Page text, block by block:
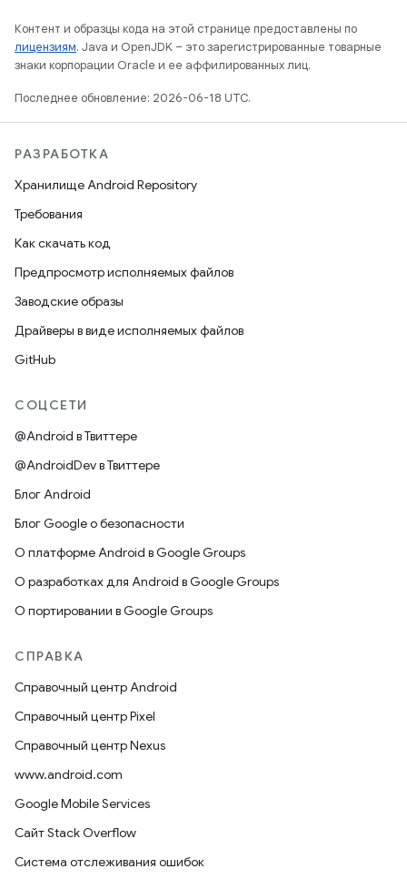
Контент и образцы кода на этой странице предоставлены по
лицензиям. Java и OpenJDK – это зарегистрированные товарные
знаки корпорации Oracle и ее аффилированных лиц.
Последнее обновление: 2026-06-18 UTC.
РАЗРАБОТКА
Хранилище Android Repository
Требования
Как скачать код
Предпросмотр исполняемых файлов
Заводские образы
Драйверы в виде исполняемых файлов
GitHub
СОЦСЕТИ
@Android в Твиттере
@AndroidDev в Твиттере
Блог Android
Блог Google о безопасности
О платформе Android в Google Groups
О разработках для Android в Google Groups
О портировании в Google Groups
СПРАВКА
Справочный центр Android
Справочный центр Pixel
Справочный центр Nexus
www.android.com
Google Mobile Services
Сайт Stack Overflow
Система отслеживания ошибок